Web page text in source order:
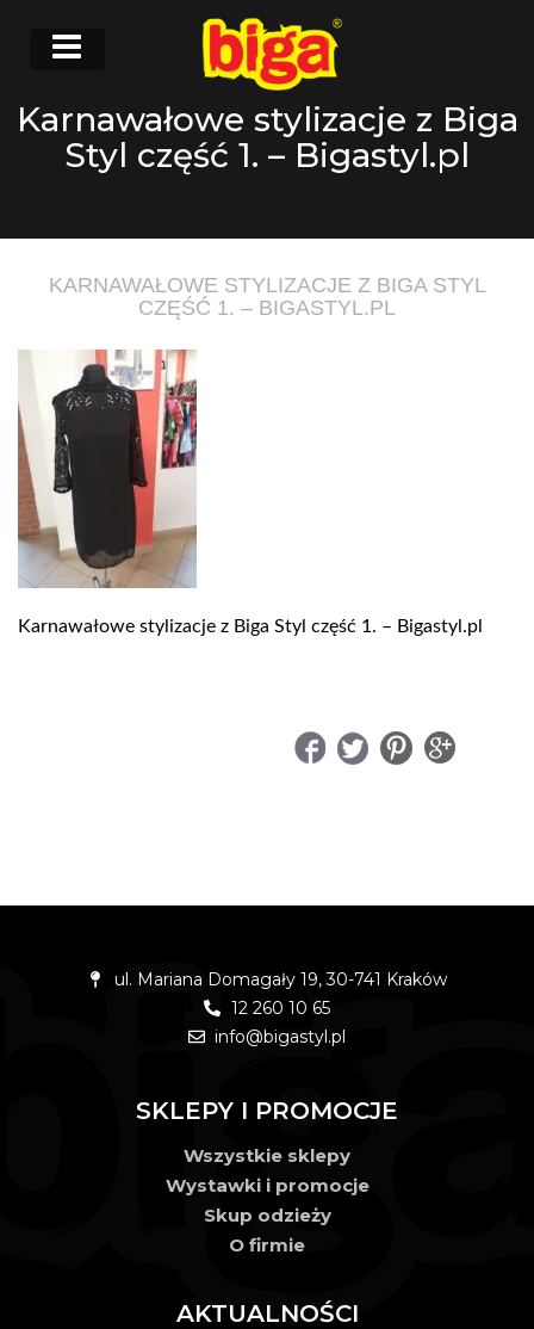
Karnawałowe stylizacje z Biga
Styl część 1. – Bigastyl.pl
KARNAWAŁOWE STYLIZACJE Z BIGA STYL
CZĘŚĆ 1. – BIGASTYL.PL
Karnawałowe stylizacje z Biga Styl część 1. – Bigastyl.pl
ul. Mariana Domagały 19, 30-741 Kraków
12 260 10 65
info@bigastyl.pl
SKLEPY I PROMOCJE
Wszystkie sklepy
Wystawki i promocje
Skup odzieży
O firmie
AKTUALNOŚCI